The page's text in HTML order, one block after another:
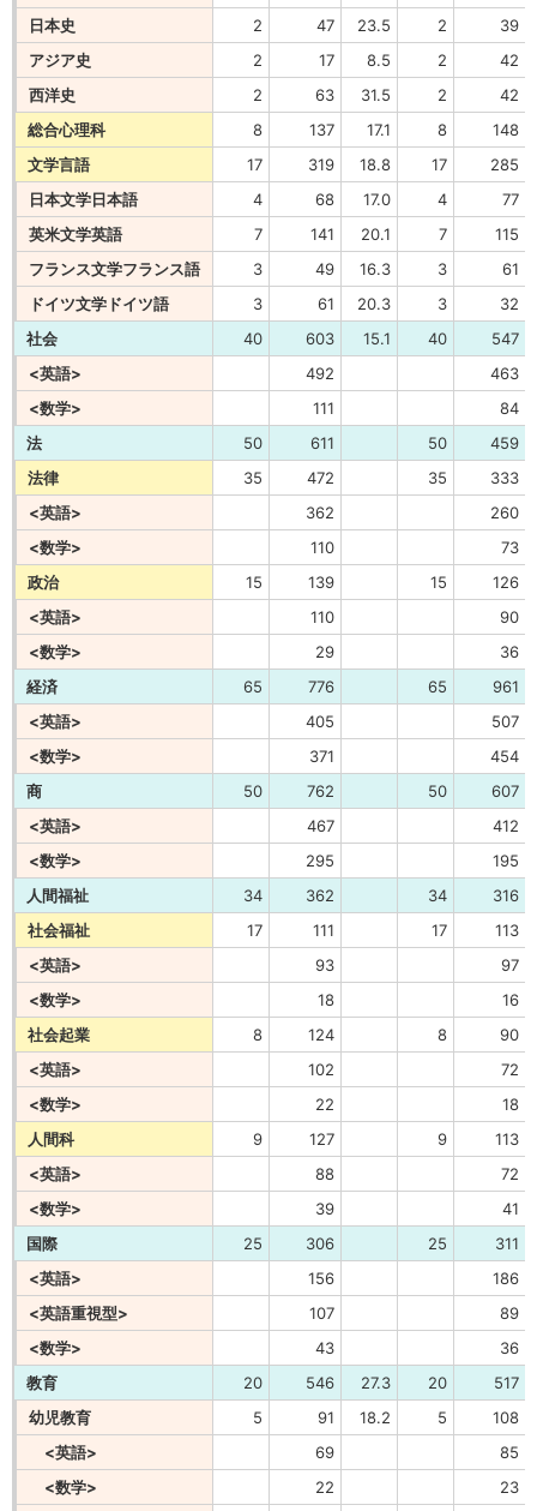
日本史 2 47 23.5 2
39
アジア史
2 17 8.5 2
42
西洋史
2 63 31.5 2
42
総合心理科
8 137 17.1 8
148
文学言語
17 319 18.8 17
285
日本文学日本語
4 68 17.0 4
77
英米文学英語
7 141 20.1 7
115
フランス文学フランス語
3 49 16.3 3
61
ドイツ文学ドイツ語
3 61 20.3 3
32
社会
40 603 15.1 40
547
<英語>
492
463
<数学>
111
84
法
50 611 50
459
法律
35 472 35
333
<英語>
362
260
<数学>
110
73
政治
15 139 15
126
<英語>
110
90
<数学>
29
36
経済
65 776 65
961
<英語>
405
507
<数学>
371
454
商
50 762 50
607
<英語>
467
412
<数学>
295
195
人間福祉
34 362 34
316
社会福祉
17 111 17
113
<英語>
93
97
<数学>
18
16
社会起業
8 124 8
90
<英語>
102
72
<数学>
22
18
人間科
9 127 9
113
<英語>
88
72
<数学>
39
41
国際
25 306 25
311
<英語>
156
186
<英語重視型>
107
89
<数学>
43
36
教育
20 546 27.3 20
517
幼児教育
5 91 18.2 5
108
<英語>
69
85
<数学>
22
23